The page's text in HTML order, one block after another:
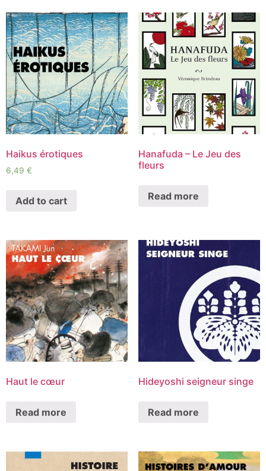
Haikus érotiques
6,49 €
Add to cart
Hanafuda – Le Jeu des
fleurs
Read more
Haut le cœur
Read more
Hideyoshi seigneur singe
Read more